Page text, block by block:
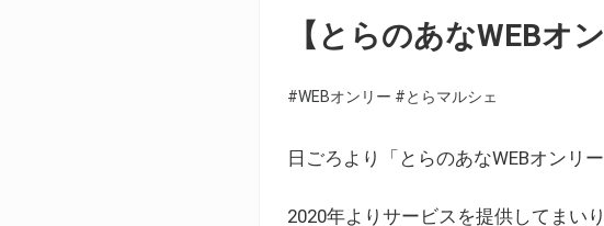
【とらのあなWEBオ
#WEBオンリー #とらマルシェ
日ごろより「とらのあなWEBオンリ
2020年よりサービスを提供してまい